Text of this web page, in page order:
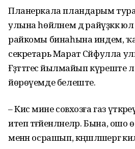
Планеркала пландарым
улына һөйләнем дә райүҙәккә
райкомы бинаһына индем,
секретарь Марат Сәйфулла
Ғәҙәттәгесә йылмайып күреште
йөрөүемде белеште.
– Кисә мине совхозға газ
итеп тәғәйенләнеләр. Бына, ошо
менән осрашып, кәңәшләшергә